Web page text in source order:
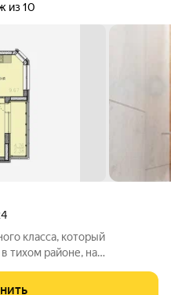
из 10
класса, который
тихом районе, на
торговый центр, пляж,